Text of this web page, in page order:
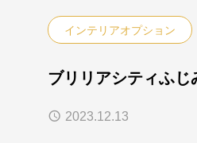
インテリアオプション
ブリリアシティふじ
2023.12.13